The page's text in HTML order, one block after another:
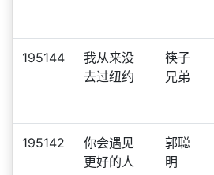
195144
我从来没
去过纽约
筷子
兄弟
195142
你会遇见
更好的人
郭聪
明